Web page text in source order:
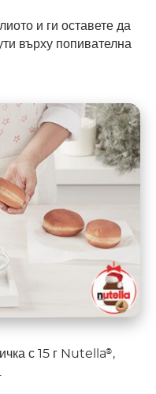
и ги оставете да
върху попивателна
с 15 г Nutella® ,